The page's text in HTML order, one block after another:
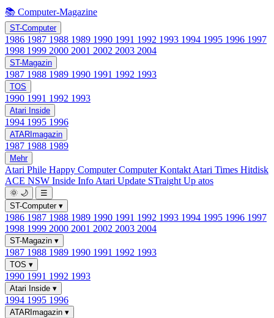
📚 Computer-Magazine
ST-Computer
1986 1987 1988 1989 1990 1991 1992 1993 1994 1995 1996 1997
1998 1999 2000 2001 2002 2003 2004
ST-Magazin
1987 1988 1989 1990 1991 1992 1993
TOS
1990 1991 1992 1993
Atari Inside
1994 1995 1996
ATARImagazin
1987 1988 1989
Mehr
Atari Phile Happy ComputerComputer Kontakt Atari Times Hitdisk
ACE NSW Inside Info Atari Update STraight Up atos
🌞 🌙
☰
ST-Computer ▾
1986 1987 1988 1989 1990 1991 1992 1993 1994 1995 1996 1997
1998 1999 2000 2001 2002 2003 2004
ST-Magazin ▾
1987 1988 1989 1990 1991 1992 1993
TOS ▾
1990 1991 1992 1993
Atari Inside ▾
1994 1995 1996
ATARImagazin ▾